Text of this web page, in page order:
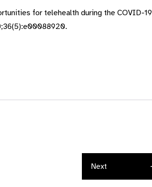
for telehealth during the COVID-19
Next